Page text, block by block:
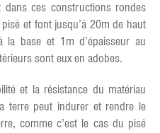
ces constructions rondes
et font jusqu’à 20m de haut
la base et 1m d’épaisseur au
sont eux en adobes.
et la résistance du matériau
terre peut indurer et rendre le
comme c’est le cas du pisé